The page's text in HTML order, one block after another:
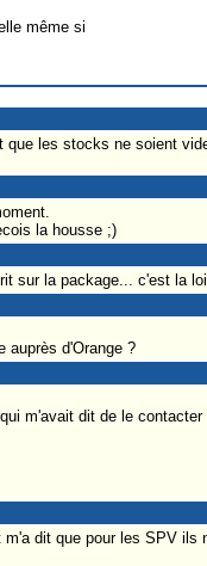
même si
que les stocks ne soient
la housse ;)
sur la package... c'est la
auprès d'Orange ?
m'avait dit de le
dit que pour les SPV ils